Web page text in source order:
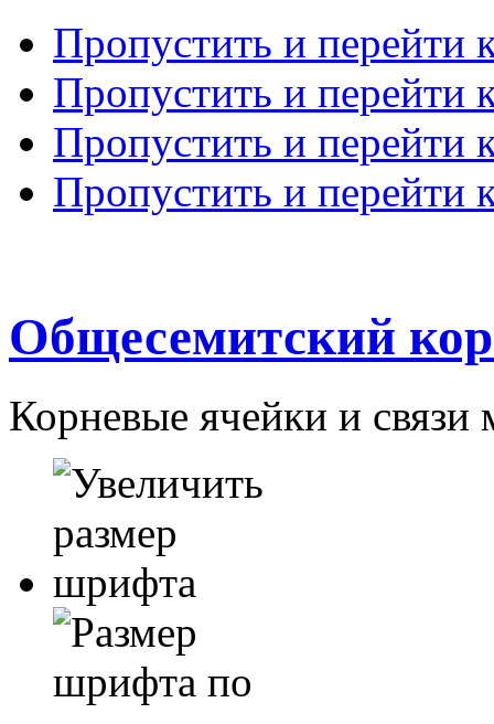
Пропустить и перейти
Пропустить и перейти
Пропустить и перейти
Пропустить и перейти
Общесемитский
Корневые ячейки и